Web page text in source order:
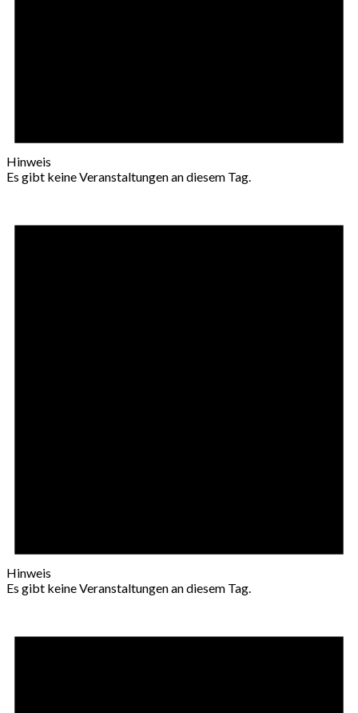
Hinweis
Es gibt keine Veranstaltungen an diesem Tag.
Hinweis
Es gibt keine Veranstaltungen an diesem Tag.